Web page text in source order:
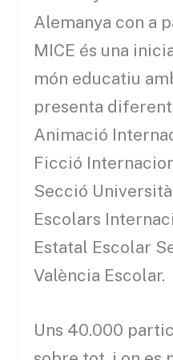
Alemanya con a
MICE és una
món educatiu
presenta
Animació
Ficció
Secció
Escolars
Estatal Escolar
València Escolar.
Uns 40.000